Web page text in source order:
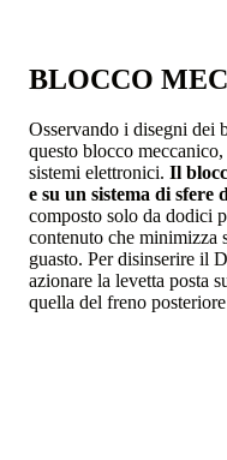
BLOCCO
Osservando i disegni dei
questo blocco
sistemi elettronici. Il
e su un sistema di sfere
composto solo da dodici
contenuto che minimizza
guasto. Per disinserire il
azionare la levetta posta
quella del freno